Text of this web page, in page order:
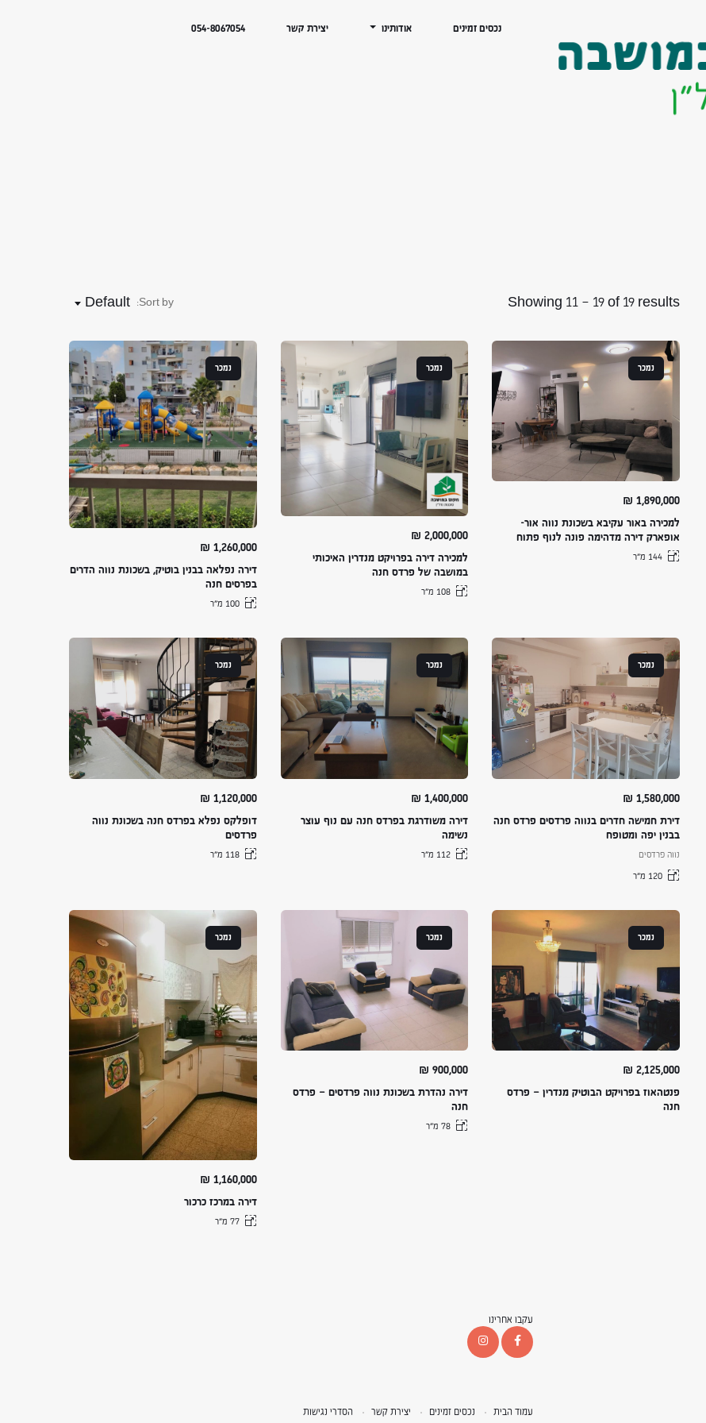
נכסים זמינים אודותינו יצירת קשר 054-8067054
Showing 11 – 19 of 19 results
Sort by:
Default
נמכר
1,890,000
₪
למכירה באור עקיבא בשכונת נווה אור-
אופארק דירה מדהימה פונה לנוף פתוח
144 מ״ר
נמכר
2,000,000
₪
למכירה דירה בפרויקט מנדרין האיכותי
במושבה של פרדס חנה
108 מ״ר
נמכר
1,260,000
₪
דירה נפלאה בבנין בוטיק, בשכונת נווה הדרים
בפרסים חנה
100 מ״ר
נמכר
1,580,000
₪
דירת חמישה חדרים בנווה פרדסים פרדס חנה
בבנין יפה ומטופח
נווה פרדסים
120 מ״ר
נמכר
1,400,000
₪
דירה משודרגת בפרדס חנה עם נוף עוצר
נשימה
112 מ״ר
נמכר
1,120,000
₪
דופלקס נפלא בפרדס חנה בשכונת נווה
פרדסים
118 מ״ר
נמכר
2,125,000
₪
פנטהאוז בפרויקט הבוטיק מנדרין – פרדס
חנה
נמכר
900,000
₪
דירה נהדרת בשכונת נווה פרדסים – פרדס
חנה
78 מ״ר
נמכר
1,160,000
₪
דירה במרכז כרכור
77 מ״ר
עקבו אחרינו
עמוד הבית נכסים זמינים יצירת קשר הסדרי נגישות